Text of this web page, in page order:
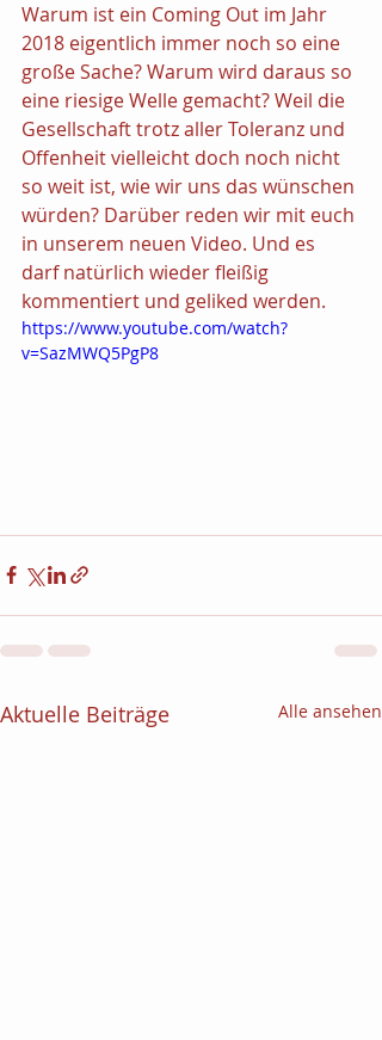
Warum ist ein Coming Out im Jahr
2018 eigentlich immer noch so eine
große Sache? Warum wird daraus so
eine riesige Welle gemacht? Weil die
Gesellschaft trotz aller Toleranz und
Offenheit vielleicht doch noch nicht
so weit ist, wie wir uns das wünschen
würden? Darüber reden wir mit euch
in unserem neuen Video. Und es
darf natürlich wieder fleißig
kommentiert und geliked werden.
https://www.youtube.com/watch?
v=SazMWQ5PgP8
Aktuelle Beiträge Alle ansehen